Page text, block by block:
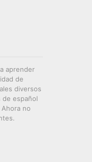
aprender
de
diversos
español
no